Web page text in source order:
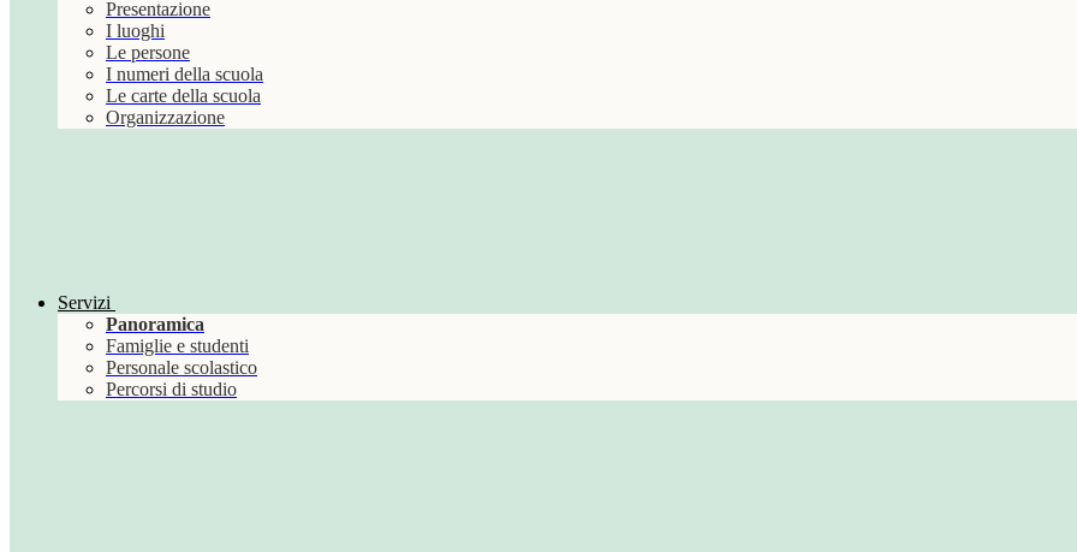
Presentazione
I luoghi
Le persone
I numeri della scuola
Le carte della scuola
Organizzazione
Servizi
Panoramica
Famiglie e studenti
Personale scolastico
Percorsi di studio